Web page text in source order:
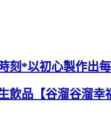
刻*以初心製作出
飲品【谷溜谷溜